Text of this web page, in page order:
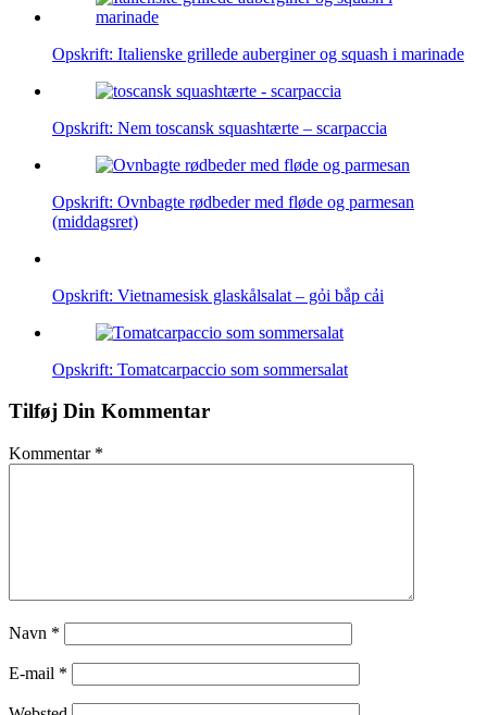
Opskrift: Italienske grillede auberginer og squash i marinade
Opskrift: Nem toscansk squashtærte – scarpaccia
Opskrift: Ovnbagte rødbeder med fløde og parmesan
(middagsret)
Opskrift: Vietnamesisk glaskålsalat – gỏi bắp cải
Opskrift: Tomatcarpaccio som sommersalat
Tilføj Din Kommentar
Kommentar *
Navn *
E-mail *